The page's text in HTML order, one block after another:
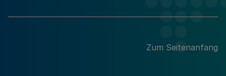
Zum Seitenanfang